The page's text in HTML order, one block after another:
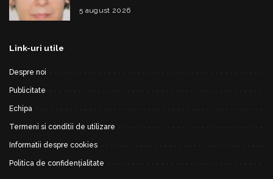
5 august 2026
Link-uri utile
Despre noi
Publicitate
Echipa
Termeni si conditii de utilizare
Informatii despre cookies
Politica de confidențialitate